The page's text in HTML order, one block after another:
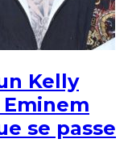
Kelly
se passe